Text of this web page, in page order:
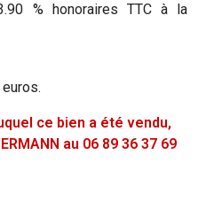
% honoraires TTC à la
ce bien a été vendu,
au 06 89 36 37 69